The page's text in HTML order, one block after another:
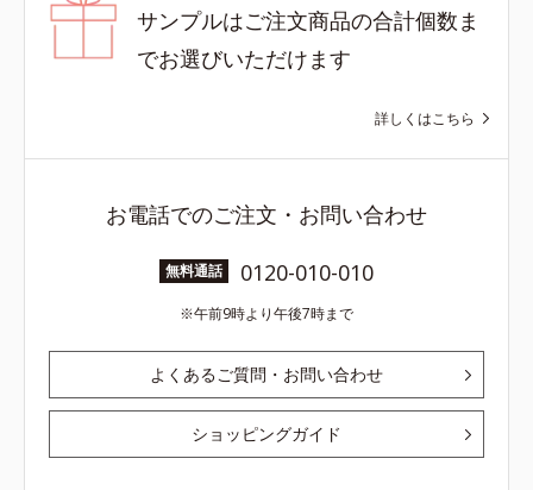
サンプルはご注文商品の合計個数ま
でお選びいただけます
詳しくはこちら
お電話でのご注文・お問い合わせ
無料通話 0120-010-010
午前9時より午後7時まで
よくあるご質問・お問い合わせ
ショッピングガイド